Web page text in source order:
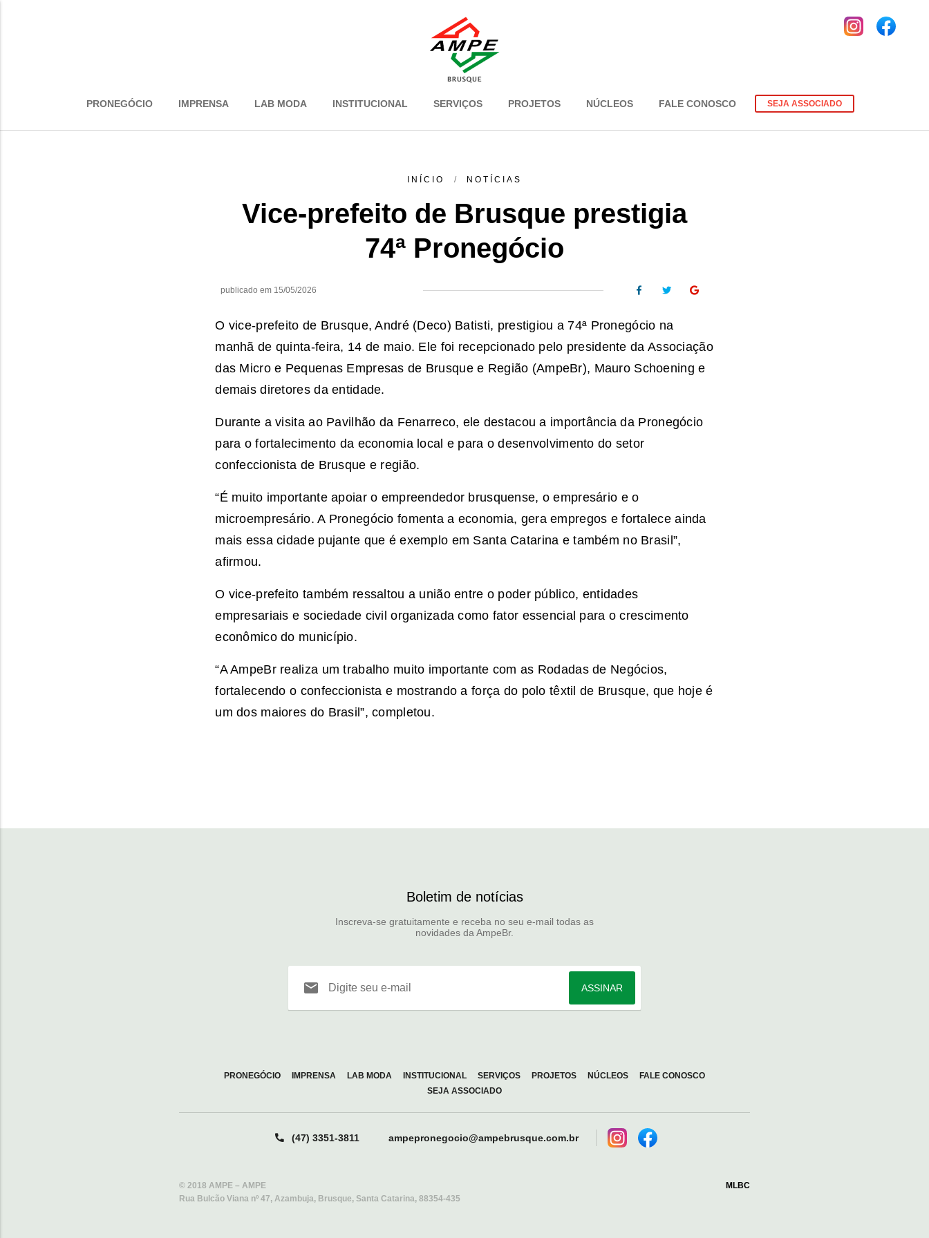
PRONEGÓCIO IMPRENSA LAB MODA INSTITUCIONAL SERVIÇOS PROJETOS NÚCLEOS FALE CONOSCO SEJA ASSOCIADO
INÍCIO NOTÍCIAS
Vice-prefeito de Brusque prestigia
74ª Pronegócio
publicado em 15/05/2026
O vice-prefeito de Brusque, André (Deco) Batisti, prestigiou a 74ª Pronegócio na
manhã de quinta-feira, 14 de maio. Ele foi recepcionado pelo presidente da Associação
das Micro e Pequenas Empresas de Brusque e Região (AmpeBr), Mauro Schoening e
demais diretores da entidade.
Durante a visita ao Pavilhão da Fenarreco, ele destacou a importância da Pronegócio
para o fortalecimento da economia local e para o desenvolvimento do setor
confeccionista de Brusque e região.
“É muito importante apoiar o empreendedor brusquense, o empresário e o
microempresário. A Pronegócio fomenta a economia, gera empregos e fortalece ainda
mais essa cidade pujante que é exemplo em Santa Catarina e também no Brasil”,
afirmou.
O vice-prefeito também ressaltou a união entre o poder público, entidades
empresariais e sociedade civil organizada como fator essencial para o crescimento
econômico do município.
“A AmpeBr realiza um trabalho muito importante com as Rodadas de Negócios,
fortalecendo o confeccionista e mostrando a força do polo têxtil de Brusque, que hoje é
um dos maiores do Brasil”, completou.
Boletim de notícias
Inscreva-se gratuitamente e receba no seu e-mail todas as
novidades da AmpeBr.
Digite seu e-mail ASSINAR
PRONEGÓCIO IMPRENSA LAB MODA INSTITUCIONAL SERVIÇOS PROJETOS NÚCLEOS
FALE CONOSCO
SEJA ASSOCIADO
(47) 3351-3811 ampepronegocio@ampebrusque.com.br
© 2018 AMPE – AMPE
Rua Bulcão Viana nº 47, Azambuja, Brusque, Santa Catarina, 88354-435
MLBC